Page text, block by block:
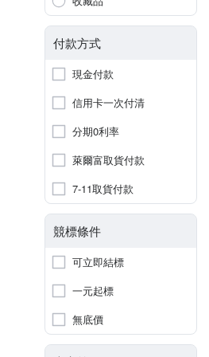
付款方式
現金付款
信用卡一次付清
分期0利率
萊爾富取貨付款
7-11取貨付款
競標條件
可立即結標
一元起標
無底價